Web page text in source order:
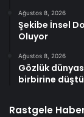
Ağustos 8, 2026
Şekibe İnsel
Oluyor
Ağustos 8, 2026
Gözlük
birbirine düştü
Rastgele